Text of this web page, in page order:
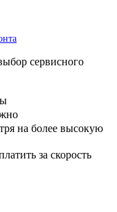
сервисного
на более высокую
за скорость